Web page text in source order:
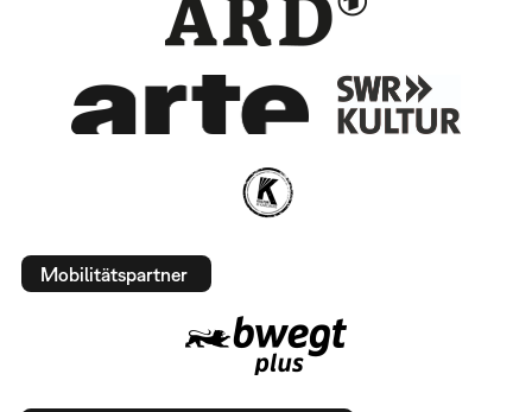
Mobilitätspartner